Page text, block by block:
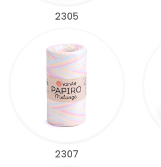
2305
2307